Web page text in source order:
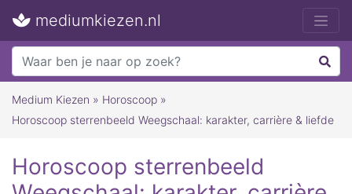
mediumkiezen.nl
Medium Kiezen » Horoscoop »
Horoscoop sterrenbeeld Weegschaal: karakter, carrière & liefde
Horoscoop sterrenbeeld